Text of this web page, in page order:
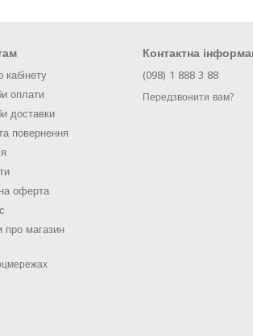
кабінету
оплати
доставки
повернення
оферта
про магазин
Контактна
(098) 1 888 3 88
Передзвонити вам?